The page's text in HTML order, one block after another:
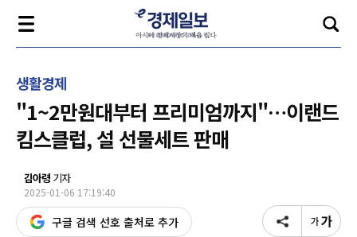
생활경제
"1~2만원대부터 프리미엄까지"…이랜드
킴스클럽, 설 선물세트 판매
김아령 기자
2025-01-06 17:19:40
구글 검색 선호 출처로 추가